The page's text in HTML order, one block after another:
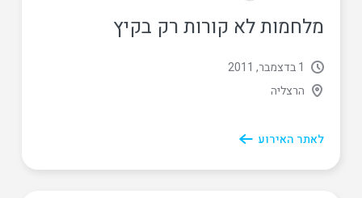
מלחמות לא קורות רק בקיץ
1 בדצמבר, 2011
הרצליה
לאתר האירוע